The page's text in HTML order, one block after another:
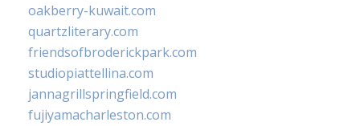
oakberry-kuwait.com
quartzliterary.com
friendsofbroderickpark.com
studiopiattellina.com
jannagrillspringfield.com
fujiyamacharleston.com